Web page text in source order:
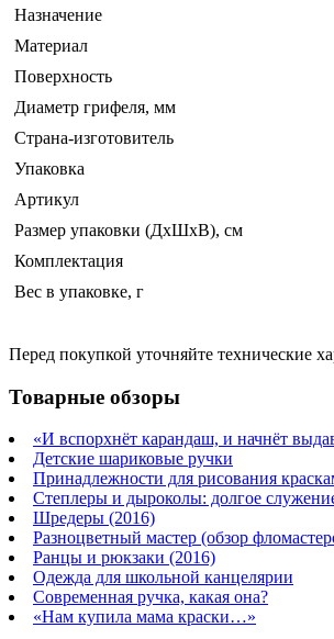
Назначение
Материал
Поверхность
Диаметр грифеля, мм
Страна-изготовитель
Упаковка
Артикул
Размер упаковки (ДхШхВ), см
Комплектация
Вес в упаковке, г
Перед покупкой уточняйте технические
Товарные обзоры
«И вспорхнёт карандаш, и начнёт
Детские шариковые ручки
Принадлежности для рисования
Степлеры и дыроколы: долгое
Шредеры (2016)
Разноцветный мастер (обзор
Ранцы и рюкзаки (2016)
Одежда для школьной канцелярии
Современная ручка, какая она?
«Нам купила мама краски…»